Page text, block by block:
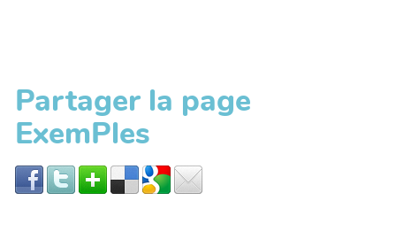
Partager la page
ExemPles